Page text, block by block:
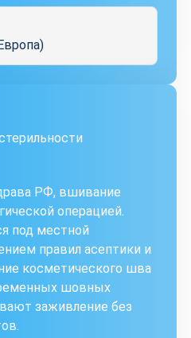
РФ, вшивание
операцией.
под местной
правил асептики и
косметического шва
шовных
заживление без